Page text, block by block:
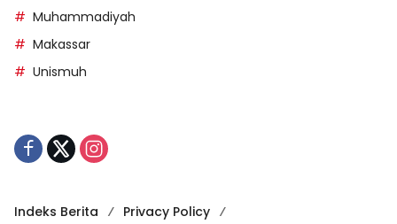
Muhammadiyah
Makassar
Unismuh
Indeks Berita Privacy Policy